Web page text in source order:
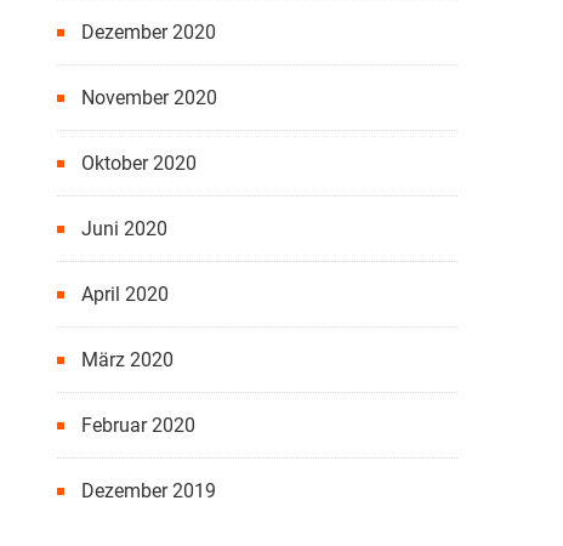
Dezember 2020
November 2020
Oktober 2020
Juni 2020
April 2020
März 2020
Februar 2020
Dezember 2019